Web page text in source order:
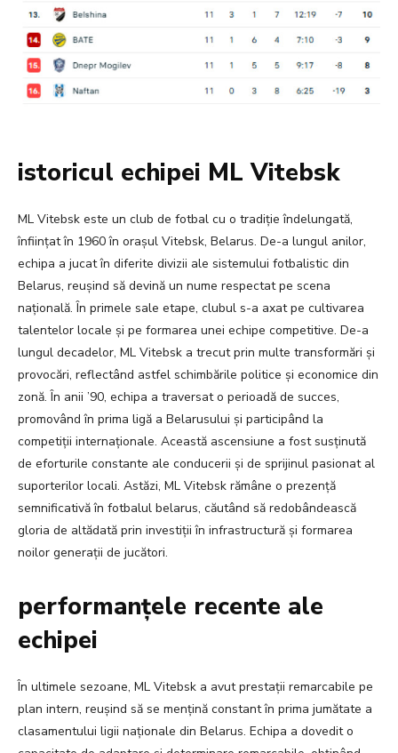
istoricul echipei ML Vitebsk
ML Vitebsk este un club de fotbal cu o tradiție îndelungată,
înființat în 1960 în orașul Vitebsk, Belarus. De-a lungul anilor,
echipa a jucat în diferite divizii ale sistemului fotbalistic din
Belarus, reușind să devină un nume respectat pe scena
națională. În primele sale etape, clubul s-a axat pe cultivarea
talentelor locale și pe formarea unei echipe competitive. De-a
lungul decadelor, ML Vitebsk a trecut prin multe transformări și
provocări, reflectând astfel schimbările politice și economice din
zonă. În anii ’90, echipa a traversat o perioadă de succes,
promovând în prima ligă a Belarusului și participând la
competiții internaționale. Această ascensiune a fost susținută
de eforturile constante ale conducerii și de sprijinul pasionat al
suporterilor locali. Astăzi, ML Vitebsk rămâne o prezență
semnificativă în fotbalul belarus, căutând să redobândească
gloria de altădată prin investiții în infrastructură și formarea
noilor generații de jucători.
performanțele recente ale
echipei
În ultimele sezoane, ML Vitebsk a avut prestații remarcabile pe
plan intern, reușind să se mențină constant în prima jumătate a
clasamentului ligii naționale din Belarus. Echipa a dovedit o